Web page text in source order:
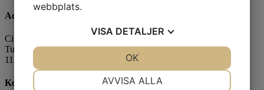
Adress
Citronelles Agenturer AB
Tullvaktsvägen 2
115 56 Stockholm
Kontakt
webbplats.
VISA DETALJER
AVVISA ALLA
OK